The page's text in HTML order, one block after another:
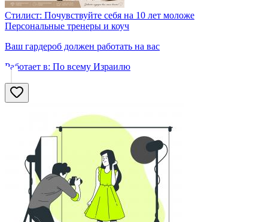
Стилист: Почувствуйте себя на 10 лет моложе
Персональные тренеры и коуч
Ваш гардероб должен работать на вас
Работает в: По всему Израилю